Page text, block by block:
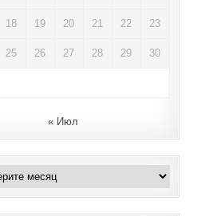
18 19 20 21 22 23
25 26 27 28 29 30
« Июл